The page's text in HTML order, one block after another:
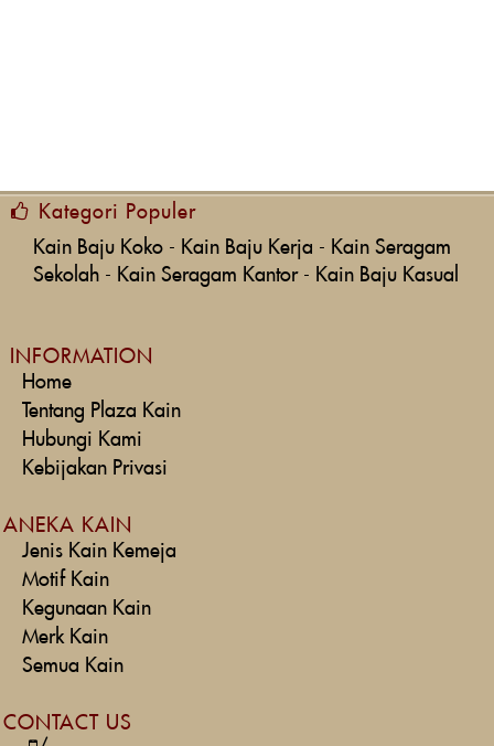
Kategori Populer
Kain Baju Koko - Kain Baju Kerja - Kain Seragam
Sekolah - Kain Seragam Kantor- Kain Baju Kasual
INFORMATION
Home
Tentang Plaza Kain
Hubungi Kami
Kebijakan Privasi
ANEKA KAIN
Jenis Kain Kemeja
Motif Kain
Kegunaan Kain
Merk Kain
Semua Kain
CONTACT US